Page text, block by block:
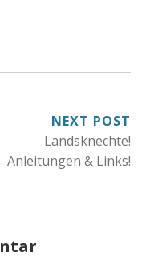
NEXT POST
Landsknechte!
Anleitungen & Links!